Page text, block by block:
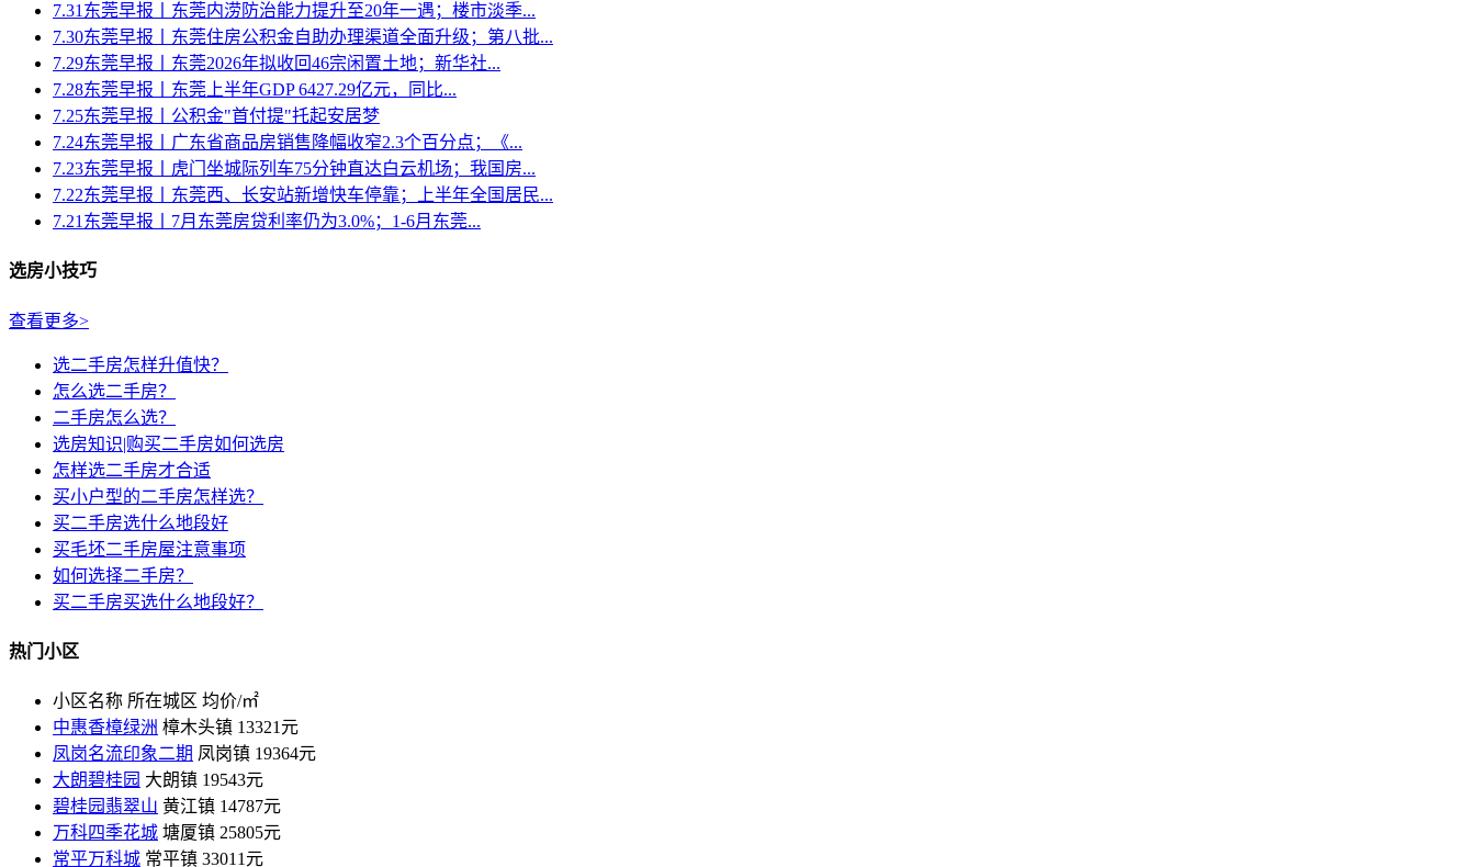
7.31东莞早报丨东莞内涝防治能力提升至20年一遇；楼市淡季...
7.30东莞早报丨东莞住房公积金自助办理渠道全面升级；第八批...
7.29东莞早报丨东莞2026年拟收回46宗闲置土地；新华社...
7.28东莞早报丨东莞上半年GDP 6427.29亿元，同比...
7.25东莞早报丨公积金"首付提"托起安居梦
7.24东莞早报丨广东省商品房销售降幅收窄2.3个百分点；《...
7.23东莞早报丨虎门坐城际列车75分钟直达白云机场；我国房...
7.22东莞早报丨东莞西、长安站新增快车停靠；上半年全国居民...
7.21东莞早报丨7月东莞房贷利率仍为3.0%；1-6月东莞...
选房小技巧
查看更多>
选二手房怎样升值快？
怎么选二手房？
二手房怎么选？
选房知识|购买二手房如何选房
怎样选二手房才合适
买小户型的二手房怎样选？
买二手房选什么地段好
买毛坯二手房屋注意事项
如何选择二手房？
买二手房买选什么地段好？
热门小区
小区名称 所在城区 均价/㎡
中惠香樟绿洲 樟木头镇 13321元
凤岗名流印象二期 凤岗镇 19364元
大朗碧桂园 大朗镇 19543元
碧桂园翡翠山 黄江镇 14787元
万科四季花城 塘厦镇 25805元
常平万科城 常平镇 33011元